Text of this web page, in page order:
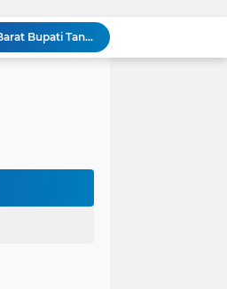
Dalam Rangka HUT RI ke-81 dan Hari Jadi ke-61 Tanjab Barat Bupati Tanjab Barat Secara Resmi Membukaan Lomba Domino
Sabam Rajaguguk Turun ke Pangkatan, Dengarkan Langsung Keluhan dan Harapan Warga
Meneguhkan Jati Diri Patambor Indonesia. PATAMBOR INDONESIA Akan Gelar RAKERNAS II Di Jakarta.